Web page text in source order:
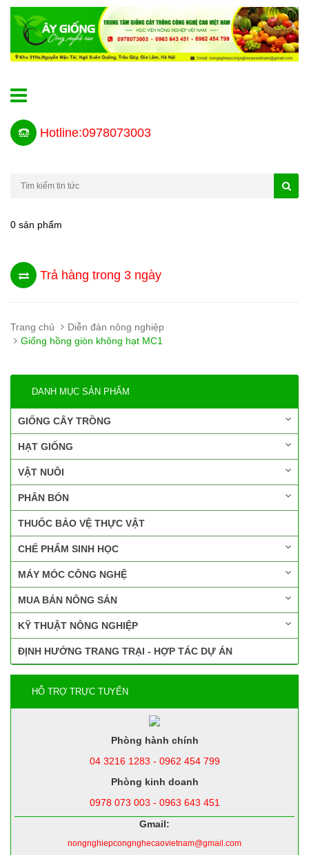
Hotline:0978073003
0 sản phẩm
Trả hàng trong 3 ngày
Trang chủ
Diễn đàn nông nghiệp
Giống hồng giòn không hạt MC1
DANH MỤC SẢN PHẨM
GIỐNG CÂY TRỒNG
HẠT GIỐNG
VẬT NUÔI
PHÂN BÓN
THUỐC BẢO VỆ THỰC VẬT
CHẾ PHẨM SINH HỌC
MÁY MÓC CÔNG NGHỆ
MUA BÁN NÔNG SẢN
KỸ THUẬT NÔNG NGHIỆP
ĐỊNH HƯỚNG TRANG TRẠI - HỢP TÁC DỰ ÁN
HỖ TRỢ TRỰC TUYẾN
Phòng hành chính
04 3216 1283 - 0962 454 799
Phòng kinh doanh
0978 073 003 - 0963 643 451
Gmail:
nongnghiepcongnghecaovietnam@gmail.com